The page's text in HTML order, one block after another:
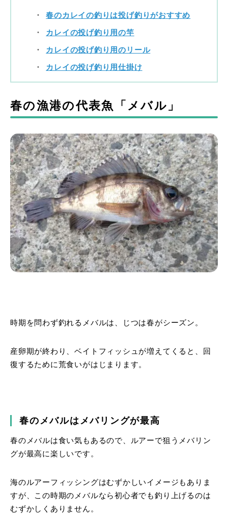
春のカレイの釣りは投げ釣りがおすすめ
カレイの投げ釣り用の竿
カレイの投げ釣り用のリール
カレイの投げ釣り用仕掛け
春の漁港の代表魚「メバル」
時期を問わず釣れるメバルは、じつは春がシーズン。
産卵期が終わり、ベイトフィッシュが増えてくると、回
復するために荒食いがはじまります。
春のメバルはメバリングが最高
春のメバルは食い気もあるので、ルアーで狙うメバリン
グが最高に楽しいです。
海のルアーフィッシングはむずかしいイメージもありま
すが、この時期のメバルなら初心者でも釣り上げるのは
むずかしくありません。